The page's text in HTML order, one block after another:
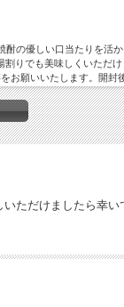
優しい口当たりを活
りでも美味しくいただけ
願いいたします。開封
ただけましたら幸い